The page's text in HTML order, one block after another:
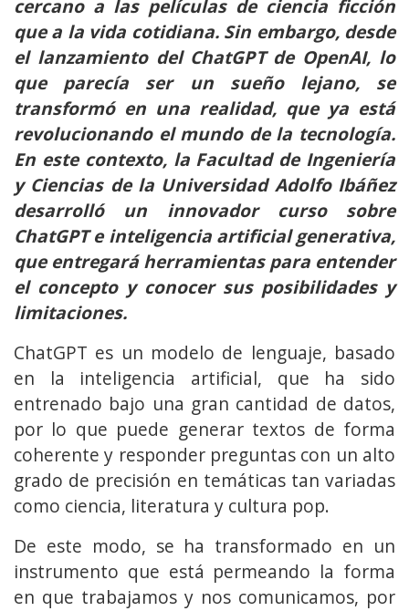
cercano a las películas de ciencia ficción
que a la vida cotidiana. Sin embargo, desde
el lanzamiento del ChatGPT de OpenAI, lo
que parecía ser un sueño lejano, se
transformó en una realidad, que ya está
revolucionando el mundo de la tecnología.
En este contexto, la Facultad de Ingeniería
y Ciencias de la Universidad Adolfo Ibáñez
desarrolló un innovador curso sobre
ChatGPT e inteligencia artificial generativa,
que entregará herramientas para entender
el concepto y conocer sus posibilidades y
limitaciones.
ChatGPT es un modelo de lenguaje, basado
en la inteligencia artificial, que ha sido
entrenado bajo una gran cantidad de datos,
por lo que puede generar textos de forma
coherente y responder preguntas con un alto
grado de precisión en temáticas tan variadas
como ciencia, literatura y cultura pop.
De este modo, se ha transformado en un
instrumento que está permeando la forma
en que trabajamos y nos comunicamos, por